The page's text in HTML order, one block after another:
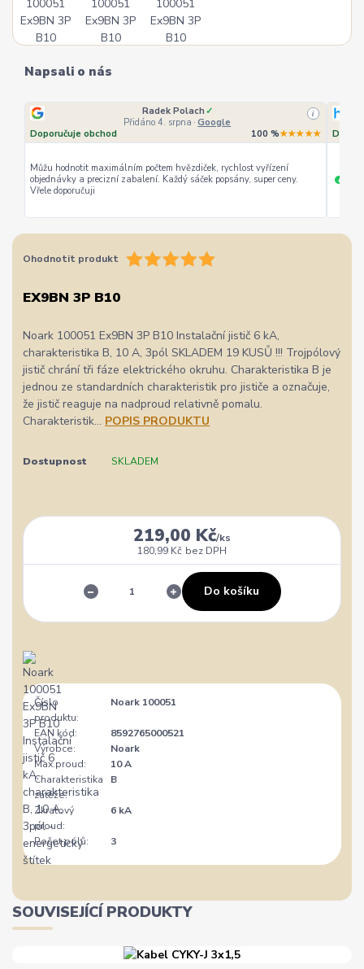
Napsali o nás
Radek Polach ✓
Přidáno 4. srpna · Google
i
Doporučuje obchod 100 %★★★★★
Můžu hodnotit maximálním počtem hvězdiček, rychlost vyřízení
objednávky a precizní zabalení. Každý sáček popsány, super ceny.
Vřele doporučuji
+
Ohodnotit produkt
EX9BN 3P B10
Noark 100051 Ex9BN 3P B10 Instalační jistič 6 kA,
charakteristika B, 10 A, 3pól SKLADEM 19 KUSŮ !!! Trojpólový
jistič chrání tři fáze elektrického okruhu. Charakteristika B je
jednou ze standardních charakteristik pro jističe a označuje,
že jistič reaguje na nadproud relativně pomalu.
Charakteristik... POPIS PRODUKTU
Dostupnost SKLADEM
219,00 Kč/ks
180,99 Kč bez DPH
Do košíku
Číslo
produktu:
Noark 100051
EAN kód:
8592765000521
Výrobce:
Noark
Max.proud:
10 A
Charakteristika
zátěže:
B
Zkratový
proud:
6 kA
Počet pólů: 3
SOUVISEJÍCÍ PRODUKTY